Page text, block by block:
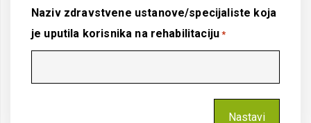
Naziv zdravstvene ustanove/specijaliste koja
je uputila korisnika na rehabilitaciju *